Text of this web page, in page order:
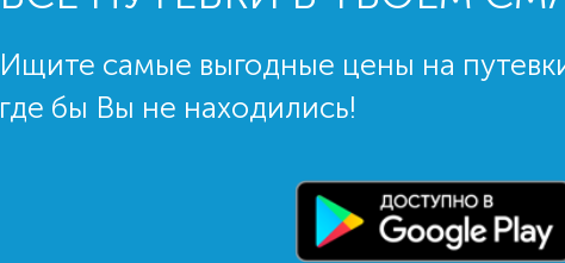
Ищите самые выгодные цены на
где бы Вы не находились!